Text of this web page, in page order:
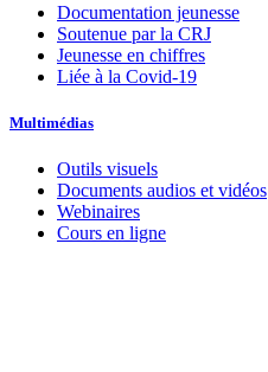
Documentation jeunesse
Soutenue par la CRJ
Jeunesse en chiffres
Liée à la Covid-19
Multimédias
Outils visuels
Documents audios et vidéos
Webinaires
Cours en ligne